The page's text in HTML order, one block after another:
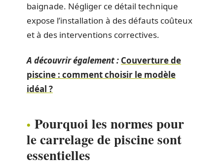
baignade. Négliger ce détail technique
expose l’installation à des défauts coûteux
et à des interventions correctives.
A découvrir également : Couverture de
piscine : comment choisir le modèle
idéal ?
Pourquoi les normes pour
le carrelage de piscine sont
essentielles